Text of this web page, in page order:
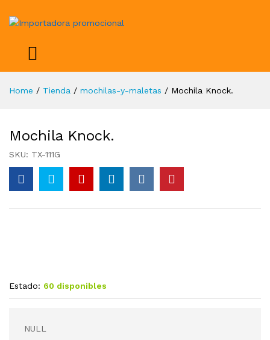
Home / Tienda / mochilas-y-maletas / Mochila Knock.
Mochila Knock.
SKU: TX-111G
Estado: 60 disponibles
NULL